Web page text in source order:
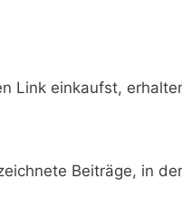
Link einkaufst,
Beiträge, in